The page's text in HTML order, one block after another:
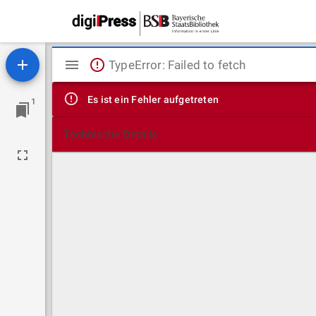
1
Mirador
Viewer
TypeError: Failed to fetch
Es ist ein Fehler aufgetreten
Technische Details